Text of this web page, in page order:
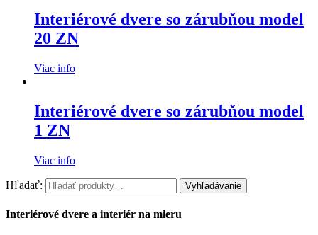
Interiérové dvere so zárubňou model
20 ZN
Viac info
Interiérové dvere so zárubňou model
1 ZN
Viac info
Hľadať: Vyhľadávanie
Interiérové dvere a interiér na mieru